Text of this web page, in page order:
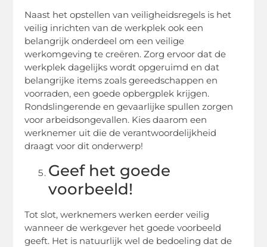
Naast het opstellen van veiligheidsregels is het
veilig inrichten van de werkplek ook een
belangrijk onderdeel om een veilige
werkomgeving te creëren. Zorg ervoor dat de
werkplek dagelijks wordt opgeruimd en dat
belangrijke items zoals gereedschappen en
voorraden, een goede opbergplek krijgen.
Rondslingerende en gevaarlijke spullen zorgen
voor arbeidsongevallen. Kies daarom een
werknemer uit die de verantwoordelijkheid
draagt voor dit onderwerp!
Geef het goede
voorbeeld!
Tot slot, werknemers werken eerder veilig
wanneer de werkgever het goede voorbeeld
geeft. Het is natuurlijk wel de bedoeling dat de